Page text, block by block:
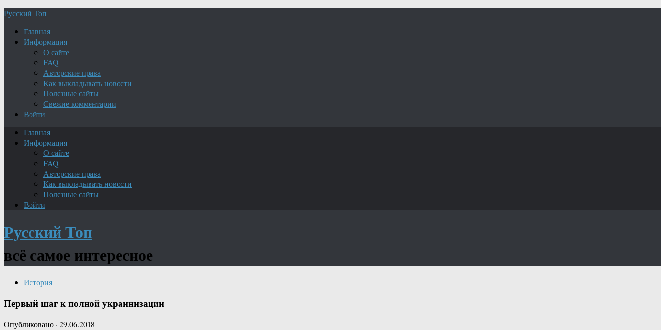
Русский Топ
Главная
Информация
О сайте
FAQ
Авторские права
Как выкладывать новости
Полезные сайты
Свежие комментарии
Войти
Главная
Информация
О сайте
FAQ
Авторские права
Как выкладывать новости
Полезные сайты
Войти
Русский Топ
всё самое интересное
История
Первый шаг к полной украинизации
Опубликовано · 29.06.2018